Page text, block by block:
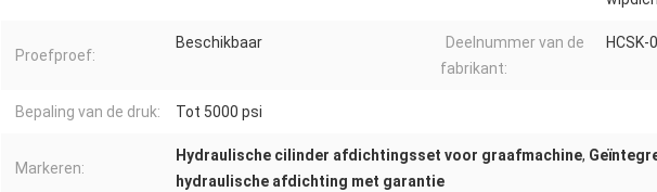
Proefproef:
Beschikbaar
Deelnummer van de
fabrikant:
HCSK-
Bepaling van de druk: Tot 5000 psi
Markeren:
Hydraulische cilinder afdichtingsset voor graafmachine,
hydraulische afdichting met garantie